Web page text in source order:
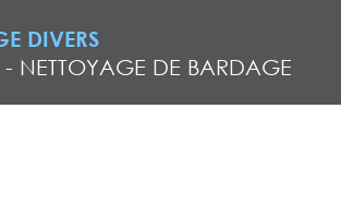
DIVERS
- NETTOYAGE DE BARDAGE